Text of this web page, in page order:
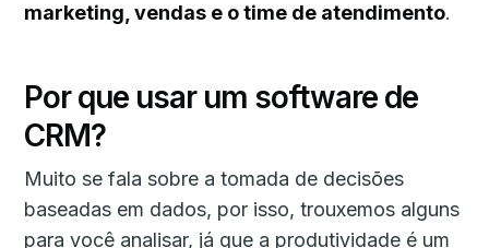
marketing, vendas e o time de atendimento.
Por que usar um software de
CRM?
Muito se fala sobre a tomada de decisões
baseadas em dados, por isso, trouxemos alguns
para você analisar, já que a produtividade é um